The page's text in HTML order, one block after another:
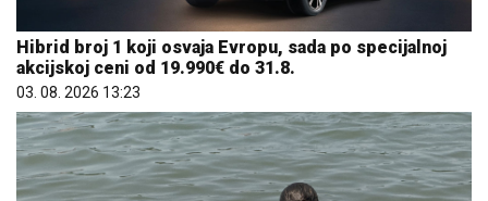
Hibrid broj 1 koji osvaja Evropu, sada po specijalnoj
akcijskoj ceni od 19.990€ do 31.8.
03. 08. 2026 13:23